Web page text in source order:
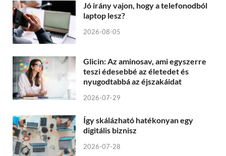
Jó irány vajon, hogy a telefonodból
laptop lesz?
2026-08-05
Glicin: Az aminosav, ami egyszerre
teszi édesebbé az életedet és
nyugodtabbá az éjszakáidat
2026-07-29
Így skálázható hatékonyan egy
digitális biznisz
2026-07-28